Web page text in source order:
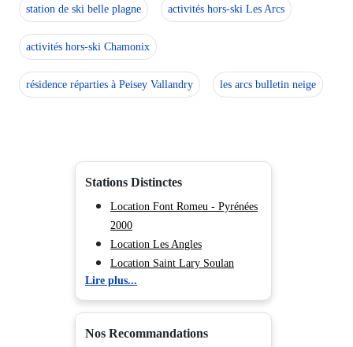
station de ski belle plagne activités hors-ski Les Arcs
activités hors-ski Chamonix
résidence réparties à Peisey Vallandry les arcs bulletin neige
Stations Distinctes
Location Font Romeu - Pyrénées
2000
Location Les Angles
Location Saint Lary Soulan
Location Peyragudes
Location Ax les Thermes
Lire plus...
Nos Recommandations